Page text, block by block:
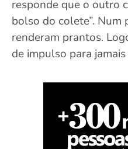
responde que o outro
bolso do colete”.
renderam prantos.
de impulso para